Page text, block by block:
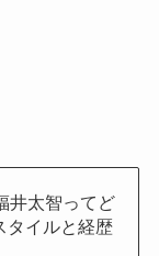
井太智ってど
タイルと経歴